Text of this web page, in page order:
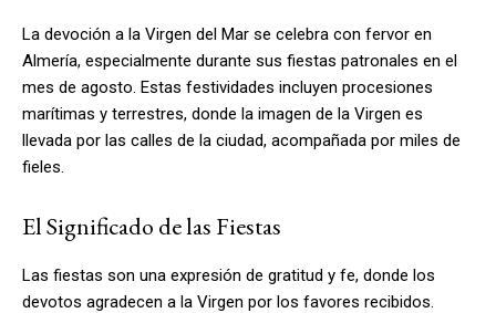
La devoción a la Virgen del Mar se celebra con fervor en
Almería, especialmente durante sus fiestas patronales en el
mes de agosto. Estas festividades incluyen procesiones
marítimas y terrestres, donde la imagen de la Virgen es
llevada por las calles de la ciudad, acompañada por miles de
fieles.
El Significado de las Fiestas
Las fiestas son una expresión de gratitud y fe, donde los
devotos agradecen a la Virgen por los favores recibidos.